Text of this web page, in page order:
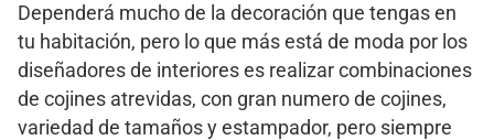
Dependerá mucho de la decoración que tengas en
tu habitación, pero lo que más está de moda por los
diseñadores de interiores es realizar combinaciones
de cojines atrevidas, con gran numero de cojines,
variedad de tamaños y estampador, pero siempre